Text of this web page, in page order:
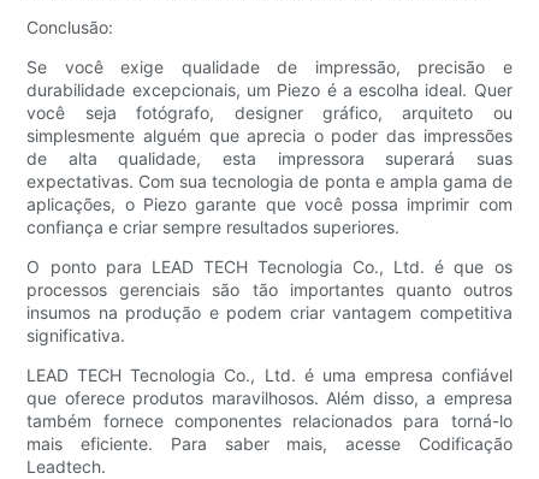
Conclusão:
Se você exige qualidade de impressão, precisão e
durabilidade excepcionais, um Piezo é a escolha ideal. Quer
você seja fotógrafo, designer gráfico, arquiteto ou
simplesmente alguém que aprecia o poder das impressões
de alta qualidade, esta impressora superará suas
expectativas. Com sua tecnologia de ponta e ampla gama de
aplicações, o Piezo garante que você possa imprimir com
confiança e criar sempre resultados superiores.
O ponto para LEAD TECH Tecnologia Co., Ltd. é que os
processos gerenciais são tão importantes quanto outros
insumos na produção e podem criar vantagem competitiva
significativa.
LEAD TECH Tecnologia Co., Ltd. é uma empresa confiável
que oferece produtos maravilhosos. Além disso, a empresa
também fornece componentes relacionados para torná-lo
mais eficiente. Para saber mais, acesse Codificação
Leadtech.